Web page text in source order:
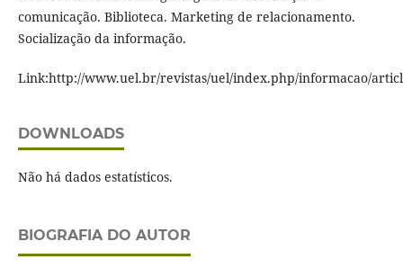
comunicação. Biblioteca. Marketing de relacionamento.
Socialização da informação.
Link:http://www.uel.br/revistas/uel/index.php/informacao/
DOWNLOADS
Não há dados estatísticos.
BIOGRAFIA DO AUTOR